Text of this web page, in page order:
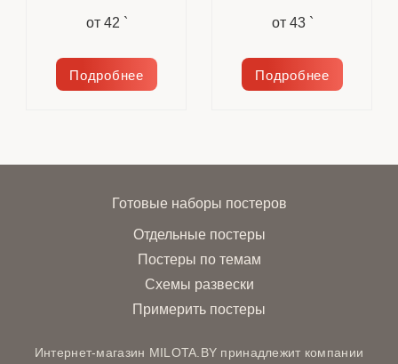
от 42 `
Подробнее
от 43 `
Подробнее
Готовые наборы постеров
Отдельные постеры
Постеры по темам
Схемы развески
Примерить постеры
Интернет-магазин MILOTA.BY принадлежит компании